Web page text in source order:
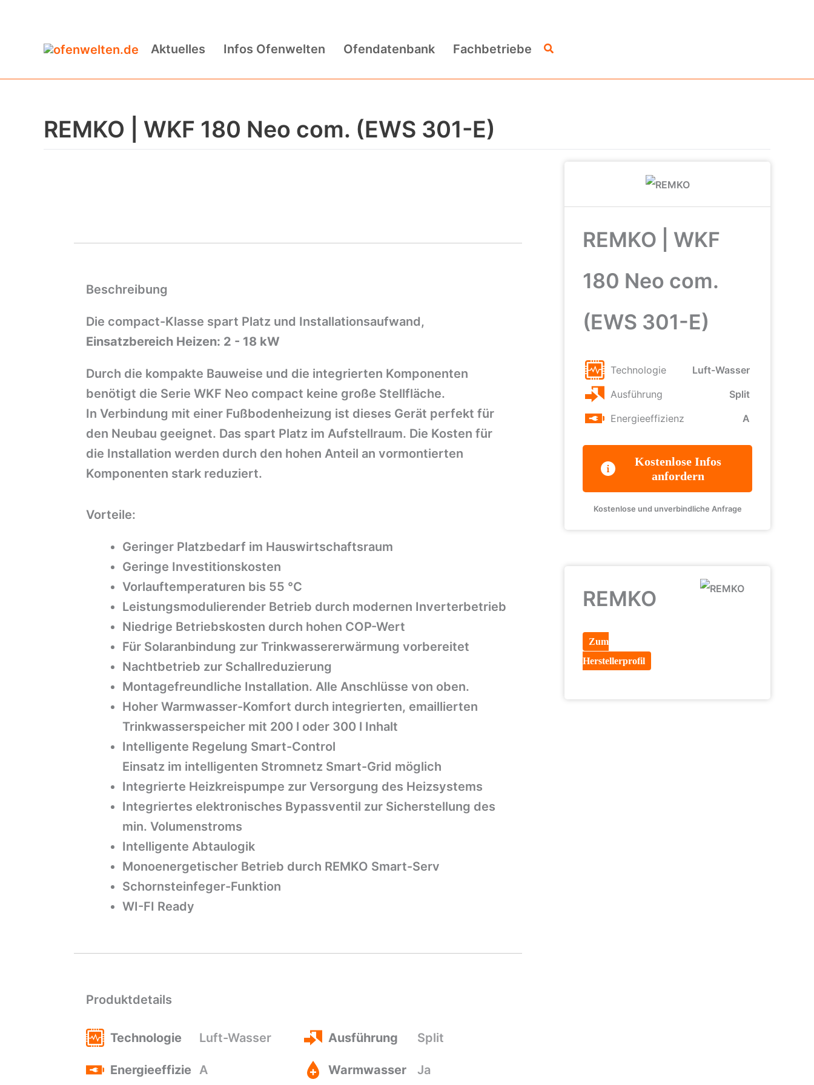
springen
Aktuelles Infos Ofenwelten Ofendatenbank Fachbetriebe Suchen
REMKO | WKF 180 Neo com. (EWS 301-E)
Beschreibung
Die compact-Klasse spart Platz und Installationsaufwand,
Einsatzbereich Heizen: 2 - 18 kW
Durch die kompakte Bauweise und die integrierten Komponenten
benötigt die Serie WKF Neo compact keine große Stellfläche.
In Verbindung mit einer Fußbodenheizung ist dieses Gerät perfekt für
den Neubau geeignet. Das spart Platz im Aufstellraum. Die Kosten für
die Installation werden durch den hohen Anteil an vormontierten
Komponenten stark reduziert.
Vorteile:
Geringer Platzbedarf im Hauswirtschaftsraum
Geringe Investitionskosten
Vorlauftemperaturen bis 55 °C
Leistungsmodulierender Betrieb durch modernen Inverterbetrieb
Niedrige Betriebskosten durch hohen COP-Wert
Für Solaranbindung zur Trinkwassererwärmung vorbereitet
Nachtbetrieb zur Schallreduzierung
Montagefreundliche Installation. Alle Anschlüsse von oben.
Hoher Warmwasser-Komfort durch integrierten, emaillierten
Trinkwasserspeicher mit 200 l oder 300 l Inhalt
Intelligente Regelung Smart-Control
Einsatz im intelligenten Stromnetz Smart-Grid möglich
Integrierte Heizkreispumpe zur Versorgung des Heizsystems
Integriertes elektronisches Bypassventil zur Sicherstellung des
min. Volumenstroms
Intelligente Abtaulogik
Monoenergetischer Betrieb durch REMKO Smart-Serv
Schornsteinfeger-Funktion
WI-FI Ready
Produktdetails
Technologie Luft-Wasser Ausführung Split
Energieeffizie A Warmwasser Ja
REMKO | WKF
180 Neo com.
(EWS 301-E)
Technologie
Luft-Wasser
Ausführung
Split
Energieeffizienz
A
Kostenlose Infos
anfordern
Kostenlose und unverbindliche Anfrage
REMKO
Zum
Herstellerprofil